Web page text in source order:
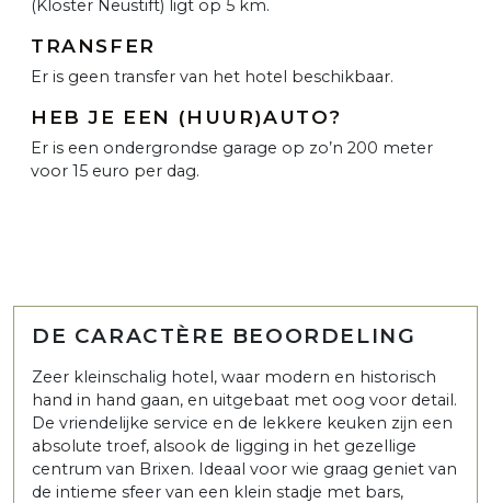
(Kloster Neustift) ligt op 5 km.
TRANSFER
Er is geen transfer van het hotel beschikbaar.
HEB JE EEN (HUUR)AUTO?
Er is een ondergrondse garage op zo’n 200 meter
voor 15 euro per dag.
DE CARACTÈRE BEOORDELING
Zeer kleinschalig hotel, waar modern en historisch
hand in hand gaan, en uitgebaat met oog voor detail.
De vriendelijke service en de lekkere keuken zijn een
absolute troef, alsook de ligging in het gezellige
centrum van Brixen. Ideaal voor wie graag geniet van
de intieme sfeer van een klein stadje met bars,